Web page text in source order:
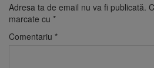
Adresa ta de email nu va fi publicată.
marcate cu *
Comentariu *